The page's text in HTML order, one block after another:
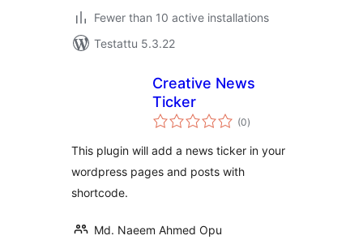
Fewer than 10 active installations
Testattu 5.3.22
Creative News
Ticker
(0arvosanat
yhteensä
)
This plugin will add a news ticker in your
wordpress pages and posts with
shortcode.
Md. Naeem Ahmed Opu